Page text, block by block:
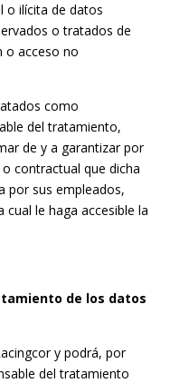
o ilícita de datos
o tratados de
o acceso no
como
del tratamiento,
de y a garantizar por
contractual que dicha
por sus empleados,
le haga accesible la
de los datos
y podrá, por
del tratamiento